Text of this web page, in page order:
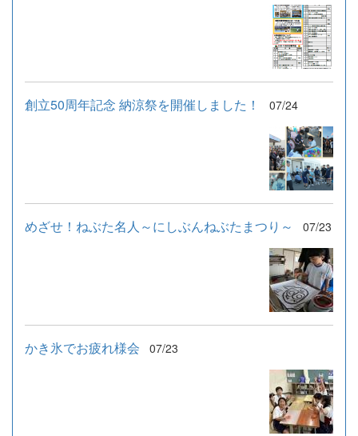
創立50周年記念 納涼祭を開催しました！ 07/24
めざせ！ねぶた名人～にしぶんねぶたまつり～ 07/23
かき氷でお疲れ様会 07/23